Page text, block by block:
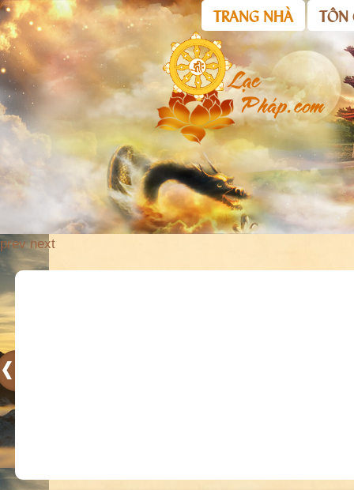
prev next
TRANG NHÀ TÔN